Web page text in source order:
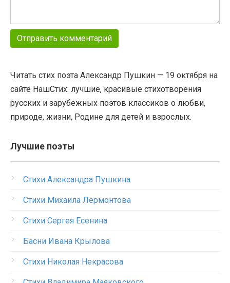
Читать стих поэта Александр Пушкин — 19 октября на
сайте НашСтих: лучшие, красивые стихотворения
русских и зарубежных поэтов классиков о любви,
природе, жизни, Родине для детей и взрослых.
Лучшие поэты
Стихи Александра Пушкина
Стихи Михаила Лермонтова
Стихи Сергея Есенина
Басни Ивана Крылова
Стихи Николая Некрасова